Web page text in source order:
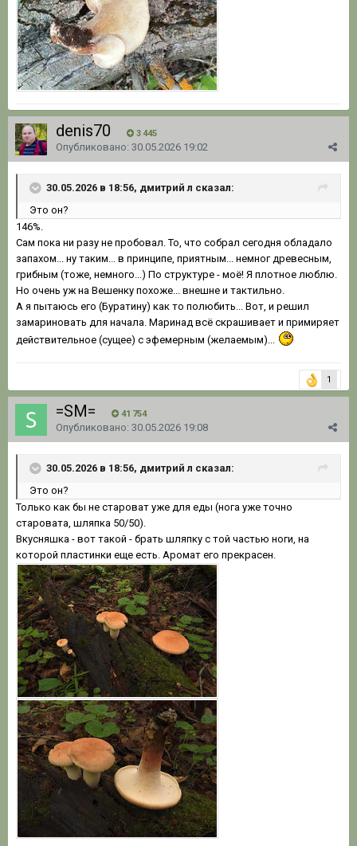
denis70 3 445
Опубликовано: 30.05.2026 19:02
30.05.2026 в 18:56, дмитрий л сказал:
Это он?
146%.
Сам пока ни разу не пробовал. То, что собрал сегодня обладало
запахом... ну таким... в принципе, приятным... немног древесным,
грибным (тоже, немного...) По структуре - моё! Я плотное люблю.
Но очень уж на Вешенку похоже... внешне и тактильно.
А я пытаюсь его (Буратину) как то полюбить... Вот, и решил
замариновать для начала. Маринад всё скрашивает и примиряет
действительное (сущее) с эфемерным (желаемым)...
1
=SM= 41 754
Опубликовано: 30.05.2026 19:08
30.05.2026 в 18:56, дмитрий л сказал:
Это он?
Только как бы не староват уже для еды (нога уже точно
старовата, шляпка 50/50).
Вкусняшка - вот такой - брать шляпку с той частью ноги, на
которой пластинки еще есть. Аромат его прекрасен.